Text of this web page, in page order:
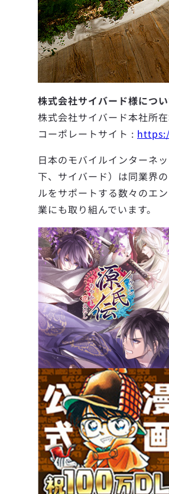
株式会社サイバード様につ
株式会社サイバード本社所
コーポレートサイト :
日本のモバイルインターネ
下、サイバード）は同業界
ルをサポートする数々のエ
業にも取り組んでいます。